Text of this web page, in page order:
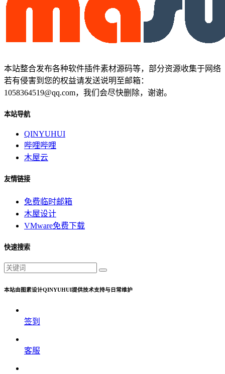
本站整合发布各种软件插件素材源码等，部分资源收集于网络
若有侵害到您的权益请发送说明至邮箱：
1058364519@qq.com，我们会尽快删除，谢谢。
本站导航
QINYUHUI
哔哩哔哩
木屋云
友情链接
免费临时邮箱
木屋设计
VMware免费下载
快速搜索
本站由图素设计QINYUHUI提供技术支持与日常维护
签到
客服